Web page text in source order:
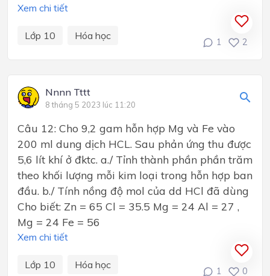
Xem chi tiết
Lớp 10 Hóa học
1 2
Nnnn Tttt
8 tháng 5 2023 lúc 11:20
Câu 12: Cho 9,2 gam hỗn hợp Mg và Fe vào
200 ml dung dịch HCL. Sau phản ứng thu được
5,6 lít khí ở đktc. a./ Tỉnh thành phần phần trăm
theo khối lượng mỗi kim loại trong hỗn hợp ban
đầu. b./ Tính nồng độ mol của dd HCl đã dùng
Cho biết: Zn = 65 Cl = 35.5 Mg = 24 Al = 27 ,
Mg = 24 Fe = 56
Xem chi tiết
Lớp 10 Hóa học
1 0